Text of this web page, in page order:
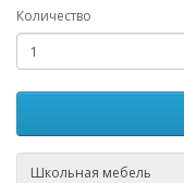
Количество
Школьная мебель